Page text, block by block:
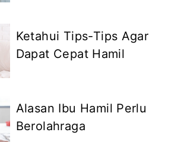
Ketahui Tips-Tips Agar
Dapat Cepat Hamil
Alasan Ibu Hamil Perlu
Berolahraga